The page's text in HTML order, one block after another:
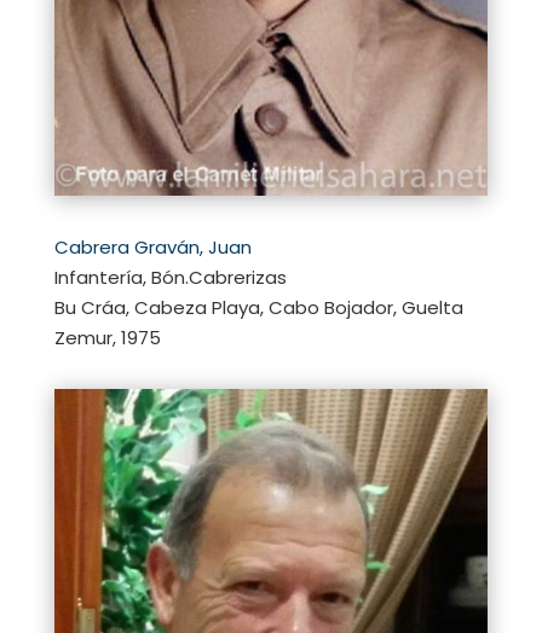
Cabrera Graván, Juan
Infantería, Bón.Cabrerizas
Bu Cráa, Cabeza Playa, Cabo Bojador, Guelta
Zemur, 1975